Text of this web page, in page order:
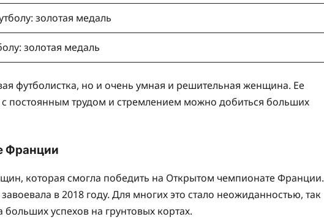
золотая медаль
золотая медаль
футболистка, но и очень умная и решительная женщина. Ее
с постоянным трудом и стремлением можно добиться больших
Франции
которая смогла победить на Открытом чемпионате Франции.
в 2018 году. Для многих это стало неожиданностью, так
успехов на грунтовых кортах.